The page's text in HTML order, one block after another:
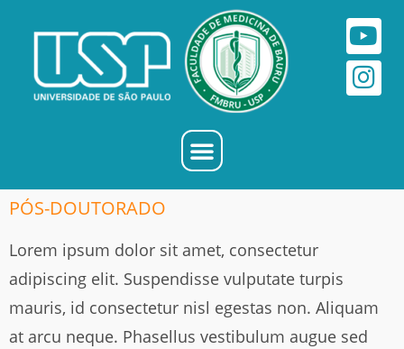
PÓS-DOUTORADO
Lorem ipsum dolor sit amet, consectetur
adipiscing elit. Suspendisse vulputate turpis
mauris, id consectetur nisl egestas non. Aliquam
at arcu neque. Phasellus vestibulum augue sed